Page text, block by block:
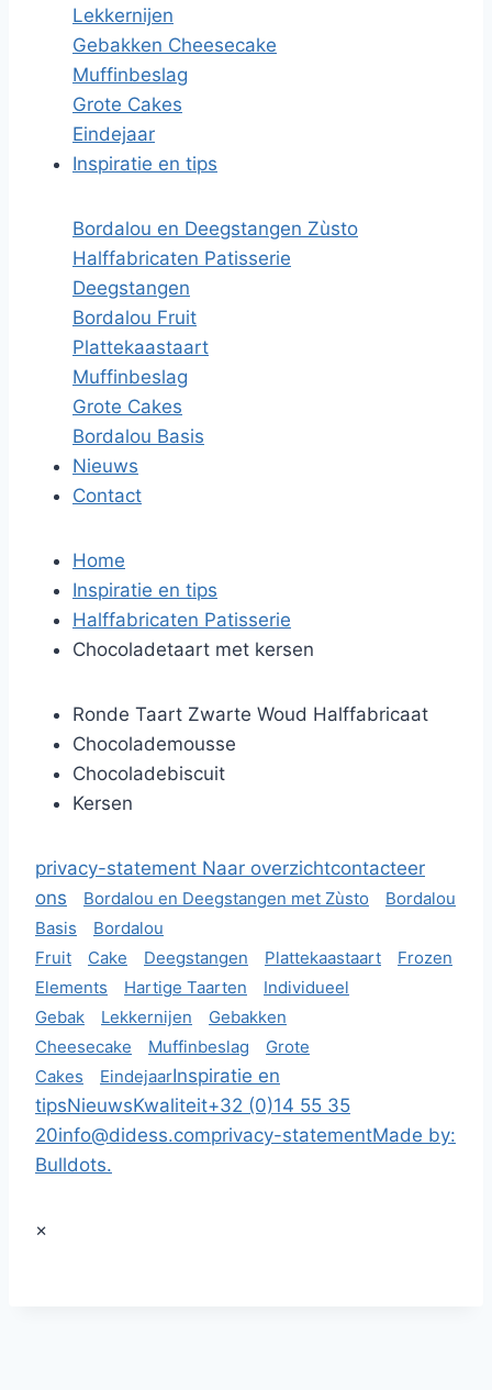
Lekkernijen
Gebakken Cheesecake
Muffinbeslag
Grote Cakes
Eindejaar
Inspiratie en tips
Bordalou en Deegstangen Zùsto
Halffabricaten Patisserie
Deegstangen
Bordalou Fruit
Plattekaastaart
Muffinbeslag
Grote Cakes
Bordalou Basis
Nieuws
Contact
Home
Inspiratie en tips
Halffabricaten Patisserie
Chocoladetaart met kersen
Ronde Taart Zwarte Woud Halffabricaat
Chocolademousse
Chocoladebiscuit
Kersen
privacy-statement Naar overzichtcontacteer
ons
Bordalou en Deegstangen met Zùsto
Bordalou
Basis
Bordalou
Fruit
Cake Deegstangen Plattekaastaart
Frozen
Elements
Hartige Taarten
Individueel
Gebak
Lekkernijen
Gebakken
Cheesecake
Muffinbeslag
Grote
Cakes
EindejaarInspiratie en
tipsNieuwsKwaliteit+32 (0)14 55 35
20info@didess.comprivacy-statementMade by:
Bulldots.
×